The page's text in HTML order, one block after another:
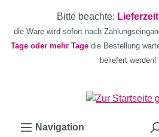
Zum Hauptinhalt springen
Bitte beachte:
die Ware wird sofort nach
Tage oder mehr Tage die Bestellung
beliefert werden!
Navigation